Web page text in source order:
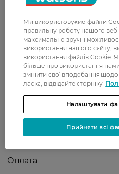
Доставка
Нова пошта
У відділення Нової
безкоштовно від 699 грн
Укрпошта
Вартість доставки - 79
доставка від - 599 грн
Забрати сьогодні в
Вартість доставки - 0
Оплата
Ми використовуємо файли
правильну роботу нашого
максимально зручні
використання нашого сайту,
використання файлів Cookie.
більше про використання
змінити свої вподобання
ласка, відвідайте сторінку
Налаштувати
Прийняти всі